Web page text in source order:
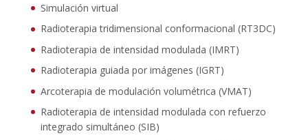
Simulación virtual
Radioterapia tridimensional conformacional (RT3DC)
Radioterapia de intensidad modulada (IMRT)
Radioterapia guiada por imágenes (IGRT)
Arcoterapia de modulación volumétrica (VMAT)
Radioterapia de intensidad modulada con refuerzo
integrado simultáneo (SIB)